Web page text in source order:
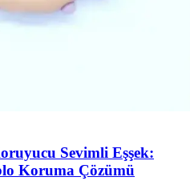
Sevimli Eşşek:
Koruma Çözümü